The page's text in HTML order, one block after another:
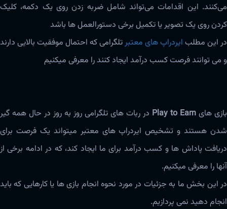
می‌کنند. این اقدامات می‌تواند شامل ضربه زدن روی یک دکمه، کلیک
کردن روی یک تصویر یا تکمیل برخی دستورالعمل ها باشد
در این مطلب ایردراپ های معتبرتلگرامی که احتمال موفقیت بالایی دارند
و می توانند فرصت کسب درآمد ایجاد کنند را معرفی میکنیم
بازی های Play to Earn در ربات های تلگرامی روز به روز در حال همه گیر
شدن هستند و تشخیص ایردراپ های معتبر میتواند یک فرصت برای
دریافت پاداش ها و کسب درآمد برای ما ایجاد کند، که در ادامه برخی از
آنها را معرفی میکنیم.
در این بخش ما به جزئیات در مورد نحوه انجام بازی ها یا کارهایی که باید
انجام دهید نمی پردازیم.